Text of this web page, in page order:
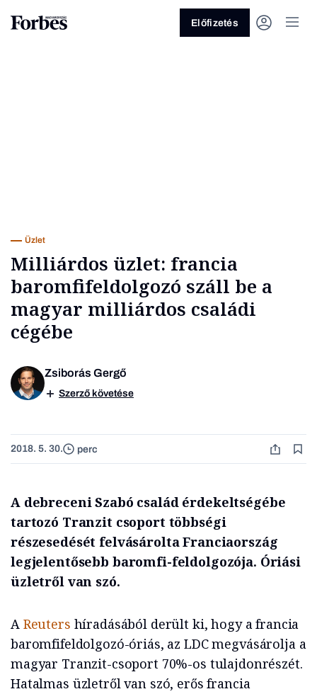
Előfizetés
Üzlet
Milliárdos üzlet: francia
baromfifeldolgozó száll be a
magyar milliárdos családi
cégébe
Zsiborás Gergő
Szerző követése
2018. 5. 30. perc
A debreceni Szabó család érdekeltségébe
tartozó Tranzit csoport többségi
részesedését felvásárolta Franciaország
legjelentősebb baromfi-feldolgozója. Óriási
üzletről van szó.
A Reuters híradásából derült ki, hogy a francia
baromfifeldolgozó-óriás, az LDC megvásárolja a
magyar Tranzit-csoport 70%-os tulajdonrészét.
Hatalmas üzletről van szó, erős francia